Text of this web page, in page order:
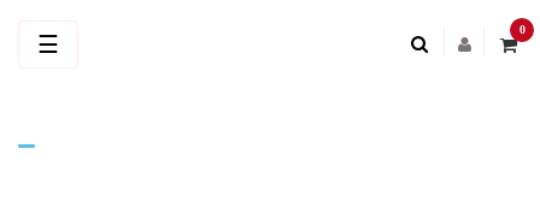
0
Navegación
☰